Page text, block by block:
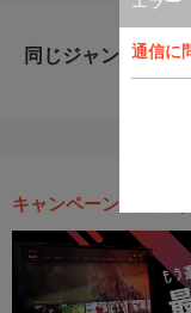
通信に
同じジャンルのお
キャンペーン・お得な